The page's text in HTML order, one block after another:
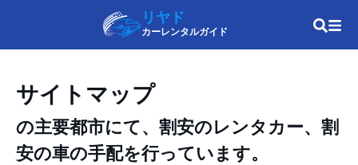
リヤド
カーレンタルガイド
サイトマップ
の主要都市にて、割安のレンタカー、割
安の車の手配を行っています。